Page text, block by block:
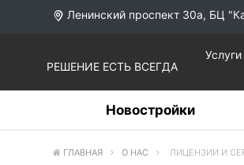
Ленинский проспект 30а, БЦ
РЕШЕНИЕ ЕСТЬ ВСЕГДА
Услуги
Новостройки
ГЛАВНАЯ О НАС ЛИЦЕНЗИИ И